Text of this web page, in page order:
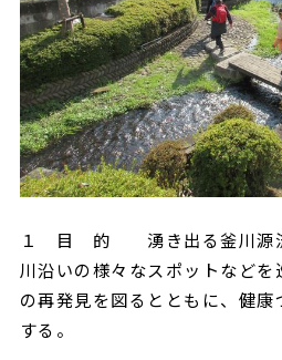
１ 目 的 湧き出る釜川源流
川沿いの様々なスポットなど
の再発見を図るとともに、健
する。